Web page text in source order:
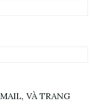
VÀ TRANG